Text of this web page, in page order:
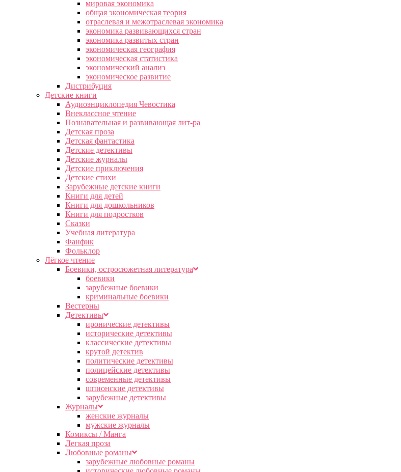
мировая экономика
общая экономическая теория
отраслевая и межотраслевая экономика
экономика развивающихся стран
экономика развитых стран
экономическая география
экономическая статистика
экономический анализ
экономическое развитие
Дистрибуция
Детские книги
Аудиоэнциклопедия Чевостика
Внеклассное чтение
Познавательная и развивающая лит-ра
Детская проза
Детская фантастика
Детские детективы
Детские журналы
Детские приключения
Детские стихи
Зарубежные детские книги
Книги для детей
Книги для дошкольников
Книги для подростков
Сказки
Учебная литература
Фанфик
Фольклор
Лёгкое чтение
Боевики, остросюжетная литература
боевики
зарубежные боевики
криминальные боевики
Вестерны
Детективы
иронические детективы
исторические детективы
классические детективы
крутой детектив
политические детективы
полицейские детективы
современные детективы
шпионские детективы
зарубежные детективы
Журналы
женские журналы
мужские журналы
Комиксы / Манга
Легкая проза
Любовные романы
зарубежные любовные романы